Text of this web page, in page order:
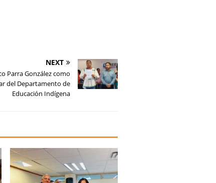
NEXT
Parra González como
del Departamento de
Educación Indígena